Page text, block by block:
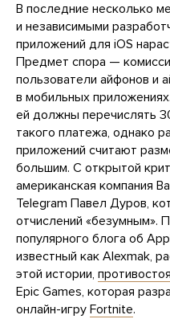
В последние несколько
и независимыми
приложений для iOS
Предмет спора —
пользователи айфонов и
в мобильных
ей должны перечислять
такого платежа, однако
приложений считают
большим. С открытой
американская компания
Telegram Павел Дуров,
отчислений «безумным».
популярного блога об
известный как Alexmak,
этой истории,
Epic Games, которая
онлайн-игру Fortnite.